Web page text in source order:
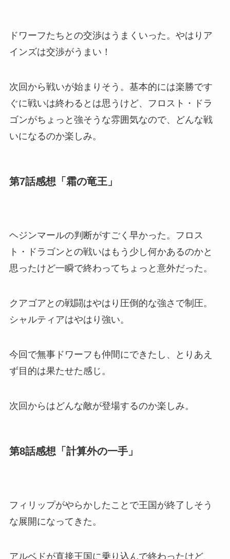
ドワーフたちとの交渉はうまくいった。やはりア
インズは交渉がうまい！
次回から戦いが始まりそう。基本的には楽勝です
ぐに戦いは終わるとは思うけど、フロスト・ドラ
ゴンがちょっと強そうな雰囲気なので、どんな戦
いになるのか楽しみ。
第7話感想「霜の竜王」
ヘジンマールの判断がすごく早かった。フロス
ト・ドラゴンとの戦いはもう少し何かあるのかと
思ったけど一瞬で終わってちょっと意外だった。
クアゴアとの戦闘はやはり圧倒的な強さで制圧。
シャルティアはやはり強い。
今回で無事ドワーフも仲間にできたし、とりあえ
ず目的は果たせた感じ。
次回からはどんな敵が登場するのか楽しみ。
第8話感想「計算外の一手」
フィリップがやらかしたことで王国が終了しそう
な展開になってきた。
アルベドが直接王国に乗り込んで終わったけど、